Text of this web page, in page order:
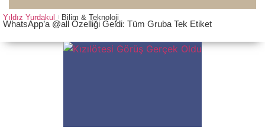
Yıldız Yurdakul Bilim & Teknoloji
WhatsApp’a @all Özelliği Geldi: Tüm Gruba Tek Etiket